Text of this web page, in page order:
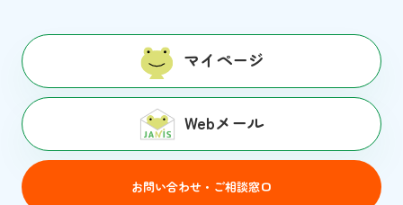
マイページ
Webメール
お問い合わせ・ご相談窓口